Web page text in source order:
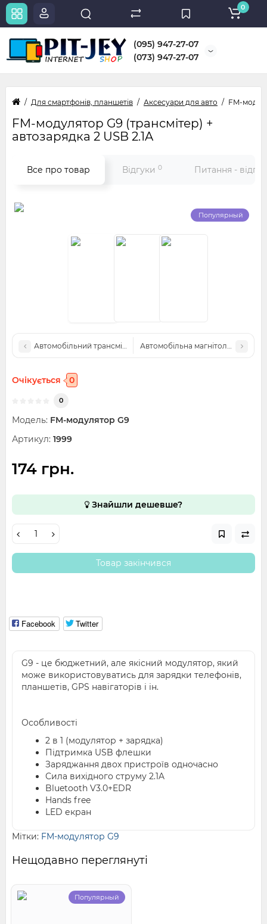
(095) 947-27-07
(073) 947-27-07
0
Для смартфонів, планшетів Аксесуари для авто FM-
FM-модулятор G9 (трансмітер) +
автозарядка 2 USB 2.1A
Все про товар Відгуки 0 Питання -
Популярный
Автомобільний трансмітер X8Автомобільна магнітола JSD-
Очікується 0
0
Модель: FM-модулятор G9
Артикул: 1999
174 грн.
Знайшли дешевше?
Товар закінчився
Facebook Twitter
G9 - це бюджетний, але якісний модулятор, який
може використовуватись для зарядки телефонів,
планшетів, GPS навігаторів і ін.
Особливості
2 в 1 (модулятор + зарядка)
Підтримка USB флешки
Заряджання двох пристроїв одночасно
Сила вихідного струму 2.1A
Bluetooth V3.0+EDR
Hands free
LED екран
Мітки: FM-модулятор G9
Нещодавно переглянуті
Популярный